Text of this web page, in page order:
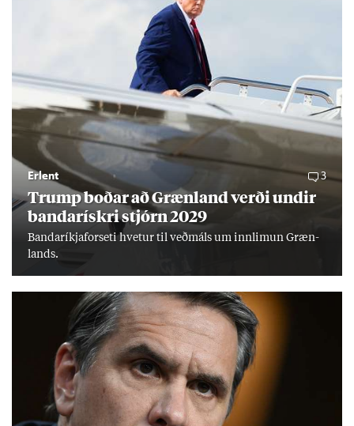
Erlent 3
Trump boð­ar að Græn­land verði und­ir
banda­rískri stjórn 2029
Banda­ríkja­for­seti hvet­ur til veð­máls um inn­limun Græn­
lands.